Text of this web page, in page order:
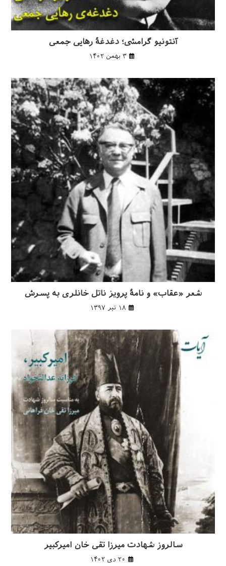
آنتونیو گرامشی؛ دغدغهٔ رهایی جمعی
۳ بهمن ۱۴۰۲
شعر «عقاب» و نامهٔ پرویز ناتل خانلری به پسرش
۱۸ تیر ۱۳۹۷
سالروز شهادت میرزا تقی خان امیرکبیر
۲۰ دی ۱۴۰۲